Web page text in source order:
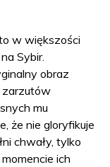
w większości
Sybir.
obraz
zarzutów
mu
że nie gloryfikuje
chwały, tylko
ich